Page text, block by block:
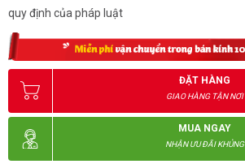
quy định của pháp luật
ĐẶT HÀNG
GIAO HÀNG TẬN NƠI
MUA NGAY
NHẬN ƯU ĐÃI KHỦNG